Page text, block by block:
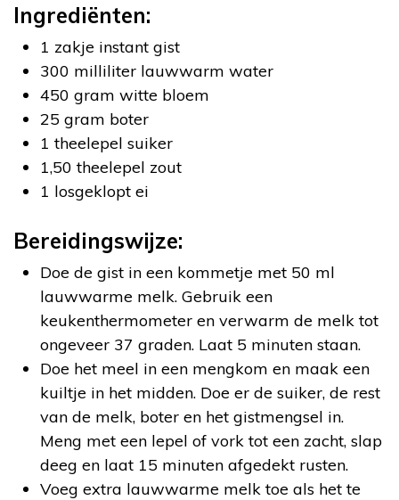
Ingrediënten:
1 zakje instant gist
300 milliliter lauwwarm water
450 gram witte bloem
25 gram boter
1 theelepel suiker
1,50 theelepel zout
1 losgeklopt ei
Bereidingswijze:
Doe de gist in een kommetje met 50 ml
lauwwarme melk. Gebruik een
keukenthermometer en verwarm de melk tot
ongeveer 37 graden. Laat 5 minuten staan.
Doe het meel in een mengkom en maak een
kuiltje in het midden. Doe er de suiker, de rest
van de melk, boter en het gistmengsel in.
Meng met een lepel of vork tot een zacht, slap
deeg en laat 15 minuten afgedekt rusten.
Voeg extra lauwwarme melk toe als het te